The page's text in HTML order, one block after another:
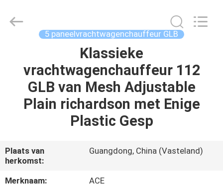
PRODUCTEN
FABRIEKSREIS
5 paneelvrachtwagenchauffeur GLB
Klassieke
vrachtwagenchauffeur 112
GLB van Mesh Adjustable
Plain richardson met Enige
Plastic Gesp
Plaats van
herkomst:
Guangdong, China (Vasteland)
Merknaam:
ACE